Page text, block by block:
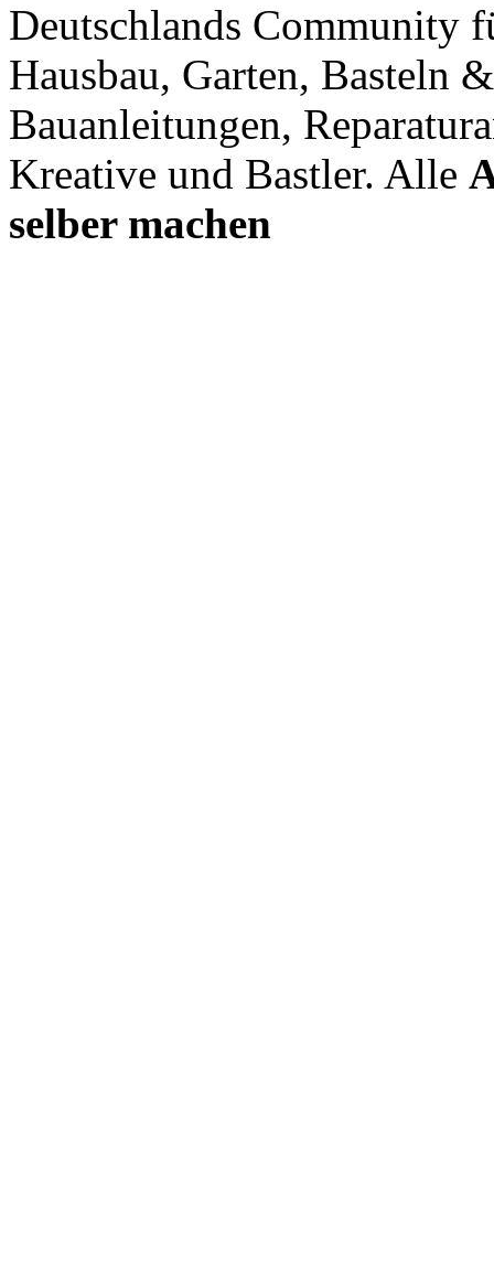
Deutschlands Community
Hausbau, Garten, Basteln
Bauanleitungen,
Kreative und Bastler. Alle
selber machen